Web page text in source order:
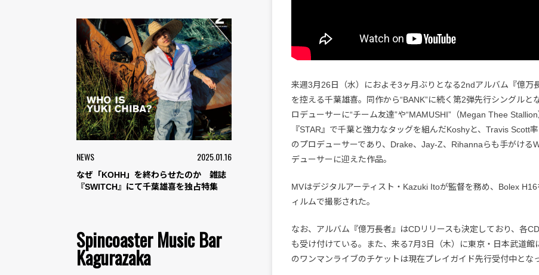
NEWS 2025.01.16
なぜ「KOHH」を終わらせたのか 雑誌
『SWITCH』にて千葉雄喜を独占特集
Spincoaster Music Bar
Kagurazaka
来週3月26日（水）におよそ3ヶ月ぶりとなる2ndアルバム『億万
を控える千葉雄喜。同作から“BANK”に続く第2弾先行シングルと
ロデューサーに“チーム友達”や“MAMUSHI”（Megan Thee
『STAR』で千葉と強力なタッグを組んだKoshyと、Travis Scott
のプロデューサーであり、Drake、Jay-Z、Rihannaらも手がける
デューサーに迎えた作品。
MVはデジタルアーティスト・Kazuki Itoが監督を務め、Bolex
ィルムで撮影された。
なお、アルバム『億万長者』はCDリリースも決定しており、各
も受け付けている。また、来る7月3日（木）に東京・日本武道館
のワンマンライブのチケットは現在プレイガイド先行受付中とな